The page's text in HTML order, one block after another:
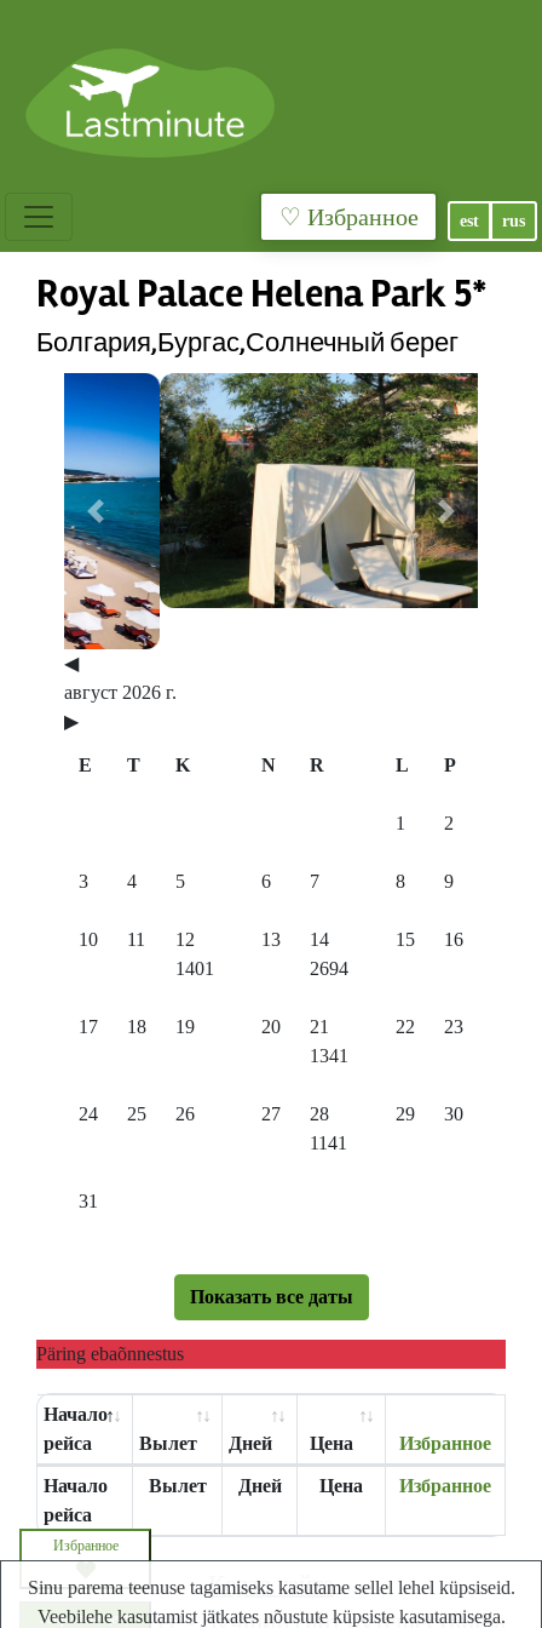
♡ Избранное est rus
Royal Palace Helena Park 5*
Болгария,Бургас,Солнечный берег
Previous Next
◀
август 2026 г.
▶
E T K N R L P
1 2
3 4 5 6 7 8 9
10 11
12
1401
13
14
2694
15 16
17 18 19 20
21
1341
22 23
24 25 26 27
28
1141
29 30
31
Показать все даты
Päring ebaõnnestus
Начало
рейса
Вылет Дней Цена Избранное
Начало
рейса
Вылет Дней Цена Избранное
Запросите цену
Избранное
Карта сайта
Lastminute.ee - Лучший сайт путешествий в
Sinu parema teenuse tagamiseks kasutame sellel lehel küpsiseid.
Veebilehe kasutamist jätkates nõustute küpsiste kasutamisega.